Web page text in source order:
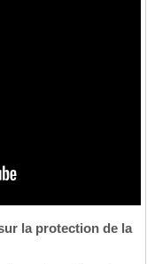
la protection de la